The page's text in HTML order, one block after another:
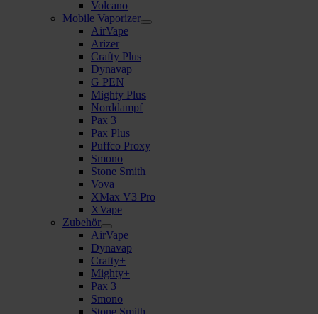
Volcano
Mobile Vaporizer
AirVape
Arizer
Crafty Plus
Dynavap
G PEN
Mighty Plus
Norddampf
Pax 3
Pax Plus
Puffco Proxy
Smono
Stone Smith
Vova
XMax V3 Pro
XVape
Zubehör
AirVape
Dynavap
Crafty+
Mighty+
Pax 3
Smono
Stone Smith